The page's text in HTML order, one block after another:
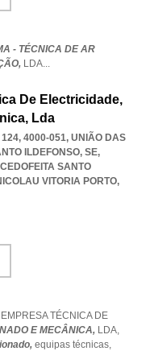
- TÉCNICA DE AR
LDA...
De Electricidade,
Lda
4000-051, UNIÃO DAS
ILDEFONSO, SE,
SANTO
VITORIA PORTO,
TÉCNICA DE
E MECÂNICA, LDA,
equipas técnicas,